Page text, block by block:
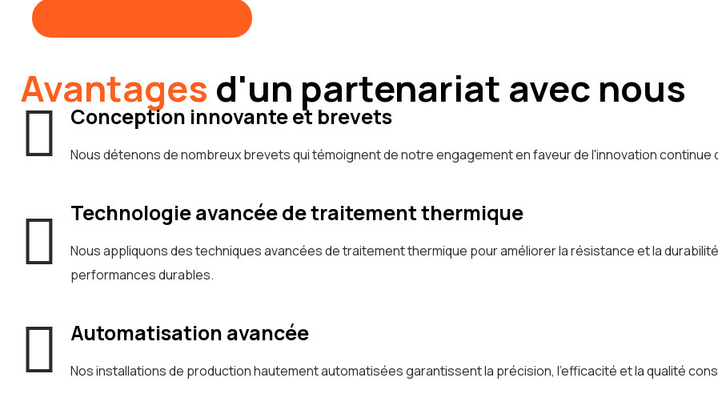
Avantages d'un partenariat avec nous
Conception innovante et brevets
Nous détenons de nombreux brevets qui témoignent de notre engagement en faveur de l'innovation continue
Technologie avancée de traitement thermique
Nous appliquons des techniques avancées de traitement thermique pour améliorer la résistance et la
performances durables.
Automatisation avancée
Nos installations de production hautement automatisées garantissent la précision, l'efficacité et la qualité